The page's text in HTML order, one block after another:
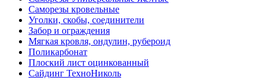
Саморезы кровельные
Уголки, скобы, соединители
Забор и ограждения
Мягкая кровля, ондулин, рубероид
Поликарбонат
Плоский лист оцинкованный
Сайдинг ТехноНиколь